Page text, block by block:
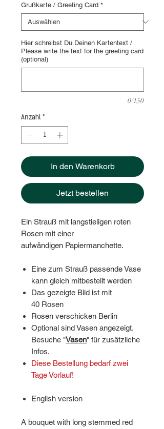
Grußkarte / Greeting Card *
Hier schreibst Du Deinen Kartentext /
Please write the text for the greeting card
(optional)
0/150
Anzahl *
In den Warenkorb
Jetzt bestellen
Ein Strauß mit langstieligen roten
Rosen mit einer
aufwändigen Papiermanchette.
Eine zum Strauß passende Vase
kann gleich mitbestellt werden
Das gezeigte Bild ist mit
40 Rosen
Rosen verschicken Berlin
Optional sind Vasen angezeigt.
Besuche "Vasen" für zusätzliche
Infos.
Diese Bestellung bedarf zwei
Tage Vorlauf!
English version
A bouquet with long stemmed red